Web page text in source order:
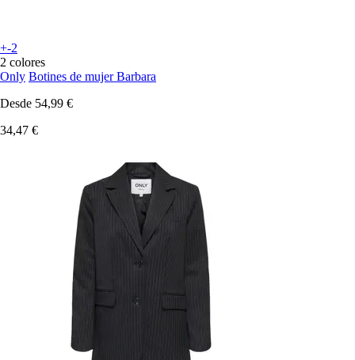
+-2
2 colores
Only Botines de mujer Barbara
Desde 54,99 €
34,47 €